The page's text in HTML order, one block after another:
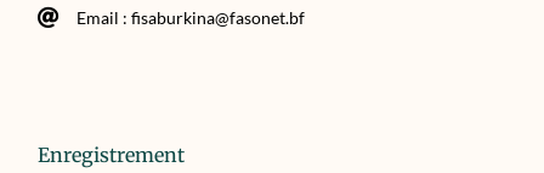
Email : fisaburkina@fasonet.bf
Enregistrement